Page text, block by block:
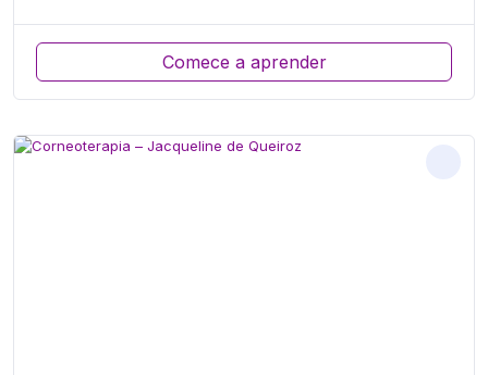
Comece a aprender